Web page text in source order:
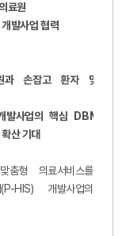
료원
개발사업 협력
과 손잡고 환자 맞춤형
사업의 핵심 DBMS로
산 기대
춤형 의료서비스를
HIS) 개발사업의